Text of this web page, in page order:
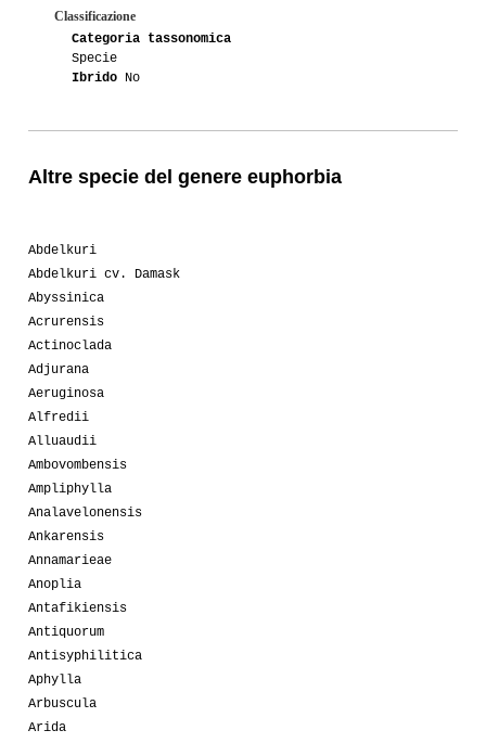
Classificazione
Categoria tassonomica
Specie
Ibrido No
Altre specie del genere euphorbia
Abdelkuri
Abdelkuri cv. Damask
Abyssinica
Acrurensis
Actinoclada
Adjurana
Aeruginosa
Alfredii
Alluaudii
Ambovombensis
Ampliphylla
Analavelonensis
Ankarensis
Annamarieae
Anoplia
Antafikiensis
Antiquorum
Antisyphilitica
Aphylla
Arbuscula
Arida